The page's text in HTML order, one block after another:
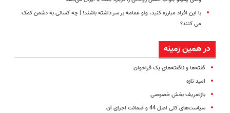
با این افراد مبارزه کنید، ولو عمامه بر سر داشته باشند! | چه کسانی به دشمن کمک
می کنند؟
در همین زمینه
گفته‌ها و ناگفته‌های یک فراخوان
امید تازه
بازتعریف بخش خصوصی
سیاست‌های کلی اصل 44 و ضمانت اجرای آن